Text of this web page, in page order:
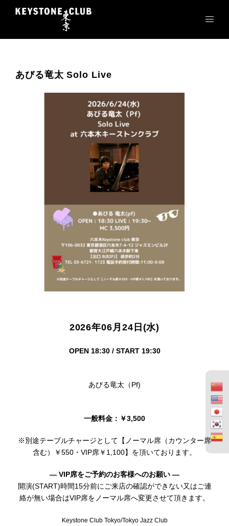
ン
あびる竜太 Solo Live
2026年06月24日(水)
OPEN 18:30 / START 19:30
あびる竜太（Pf)
一般料金：￥3,500
※別途テーブルチャージとして【ノーマル席（カウンター席
含む）￥550・VIP席￥1,100】を頂いております。
— VIP席をご予約のお客様へのお願い —
開演(START)時間15分前にご来店の確認ができない又はご連
絡が無い場合はVIP席をノーマル席へ変更させて頂きます。
Keystone Club Tokyo/Tokyo Jazz Club